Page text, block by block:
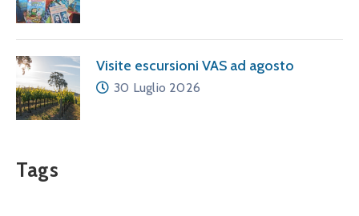
Visite escursioni VAS ad agosto
30 Luglio 2026
Tags